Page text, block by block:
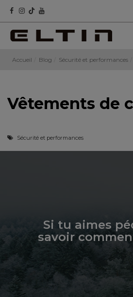
Accueil Blog Sécurité et performances
Vêtements de
Sécurité et performances
Si tu aimes
savoir